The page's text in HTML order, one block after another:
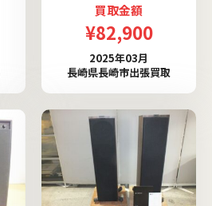
買取金額
¥82,900
2025年03月
長崎県長崎市出張買取